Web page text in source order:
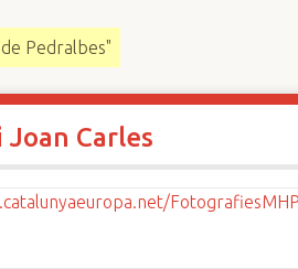
Pedralbes"
Carles